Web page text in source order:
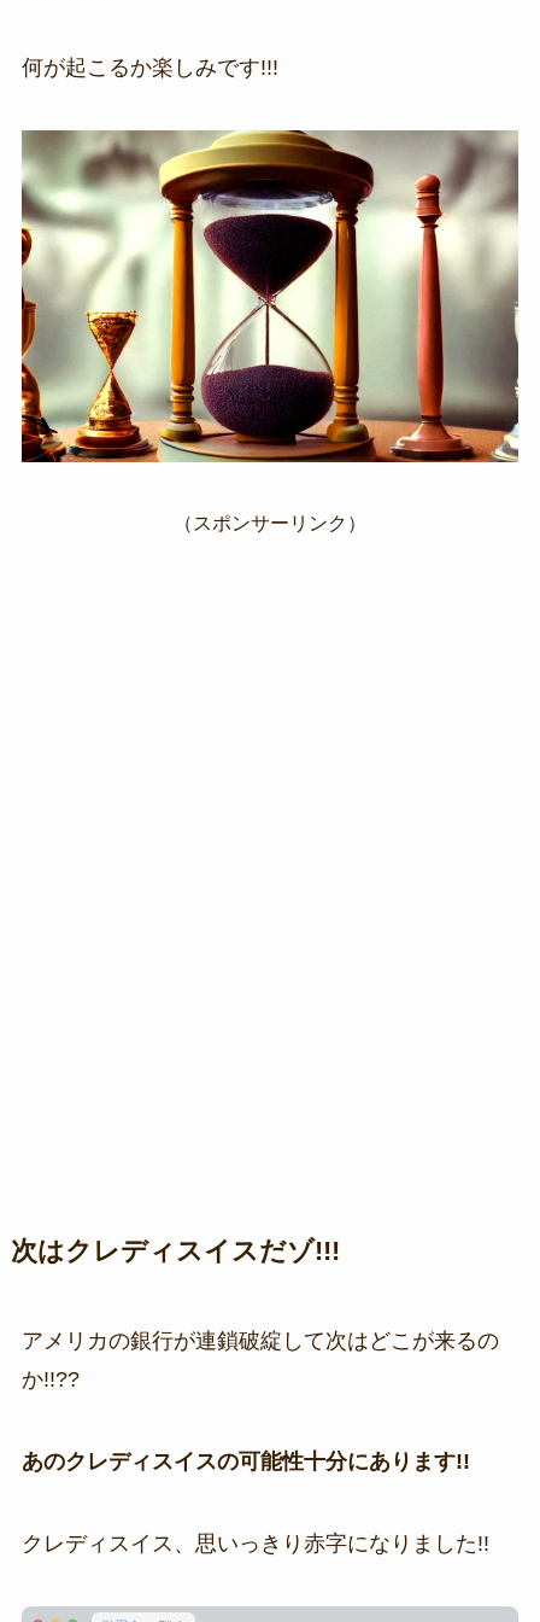
何が起こるか楽しみです!!!
（スポンサーリンク）
次はクレディスイスだゾ!!!
アメリカの銀行が連鎖破綻して次はどこが来るの
か!!??
あのクレディスイスの可能性十分にあります!!
クレディスイス、思いっきり赤字になりました!!